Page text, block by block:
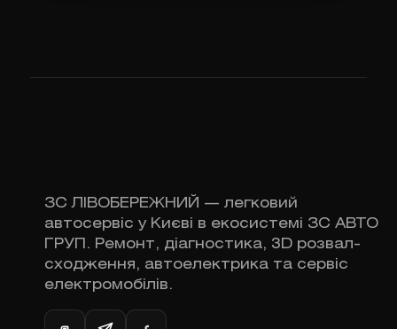
ЗС ЛІВОБЕРЕЖНИЙ — легковий
автосервіс у Києві в екосистемі ЗС АВТО
ГРУП. Ремонт, діагностика, 3D розвал-
сходження, автоелектрика та сервіс
електромобілів.